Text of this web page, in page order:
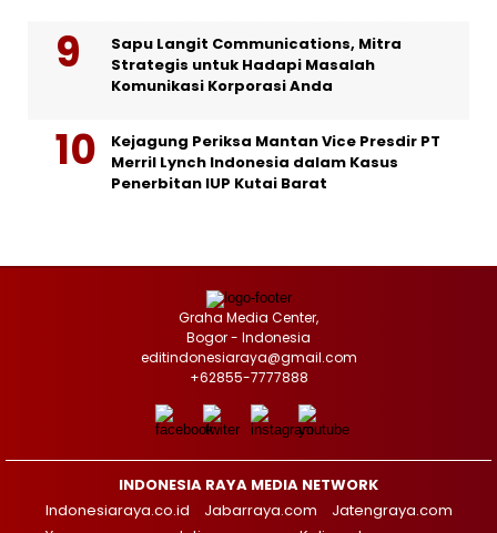
Sapu Langit Communications, Mitra
Strategis untuk Hadapi Masalah
Komunikasi Korporasi Anda
Kejagung Periksa Mantan Vice Presdir PT
Merril Lynch Indonesia dalam Kasus
Penerbitan IUP Kutai Barat
Graha Media Center,
Bogor - Indonesia
editindonesiaraya@gmail.com
+62855-7777888
INDONESIA RAYA MEDIA NETWORK
Indonesiaraya.co.id
Jabarraya.com
Jatengraya.com